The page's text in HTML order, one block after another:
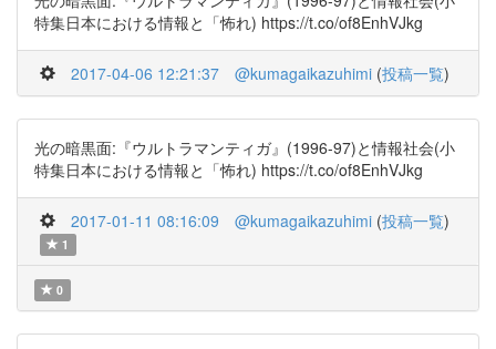
特集日本における情報と「怖れ) https://t.co/of8EnhVJkg
2017-04-06 12:21:37 @kumagaikazuhimi (投稿一覧)
光の暗黒面:『ウルトラマンティガ』(1996-97)と情報社会(小
特集日本における情報と「怖れ) https://t.co/of8EnhVJkg
2017-01-11 08:16:09 @kumagaikazuhimi (投稿一覧)
1
0